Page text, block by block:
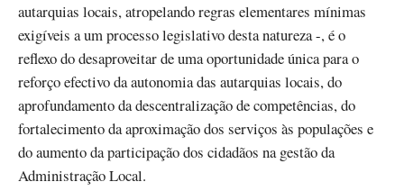
autarquias locais, atropelando regras elementares mínimas
exigíveis a um processo legislativo desta natureza -, é o
reflexo do desaproveitar de uma oportunidade única para o
reforço efectivo da autonomia das autarquias locais, do
aprofundamento da descentralização de competências, do
fortalecimento da aproximação dos serviços às populações e
do aumento da participação dos cidadãos na gestão da
Administração Local.